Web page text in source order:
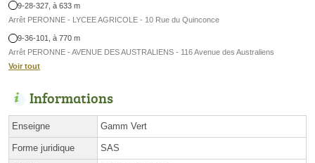
9-28-327, à 633 m
Arrêt PERONNE - LYCEE AGRICOLE - 10 Rue du Quinconce
9-36-101, à 770 m
Arrêt PERONNE - AVENUE DES AUSTRALIENS - 116 Avenue des Australiens
Voir tout
Informations
Enseigne Gamm Vert
Forme juridique SAS